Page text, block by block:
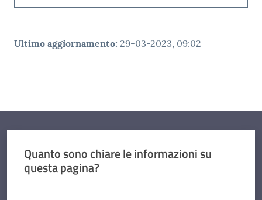
Ultimo aggiornamento: 29-03-2023, 09:02
Quanto sono chiare le informazioni su
questa pagina?